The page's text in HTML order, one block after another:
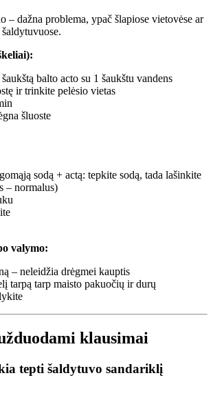
– dažna problema, ypač šlapiose vietovėse ar
balto acto su 1 šaukštu vandens
ir trinkite pelėsio vietas
šluoste
sodą + actą: tepkite sodą, tada lašinkite
– normalus)
valymo:
– neleidžia drėgmei kauptis
tarpą tarp maisto pakuočių ir durų
klausimai
tepti šaldytuvo sandariklį